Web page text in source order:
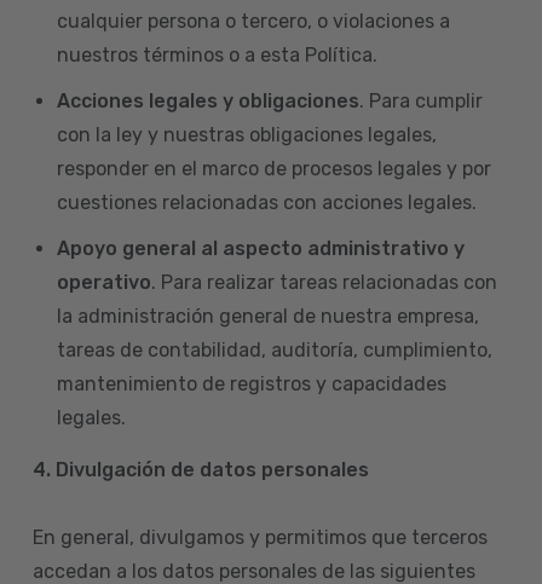
cualquier persona o tercero, o violaciones a
nuestros términos o a esta Política.
Acciones legales y obligaciones. Para cumplir
con la ley y nuestras obligaciones legales,
responder en el marco de procesos legales y por
cuestiones relacionadas con acciones legales.
Apoyo general al aspecto administrativo y
operativo. Para realizar tareas relacionadas con
la administración general de nuestra empresa,
tareas de contabilidad, auditoría, cumplimiento,
mantenimiento de registros y capacidades
legales.
4. Divulgación de datos personales
En general, divulgamos y permitimos que terceros
accedan a los datos personales de las siguientes